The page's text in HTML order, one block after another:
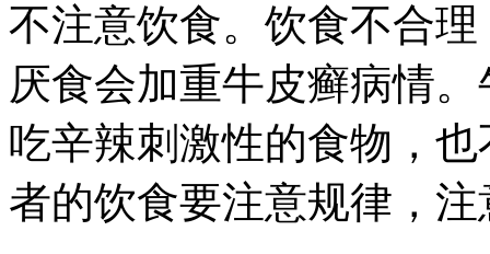
不注意饮食。饮食不合
厌食会加重牛皮癣病情
吃辛辣刺激性的食物，
者的饮食要注意规律，